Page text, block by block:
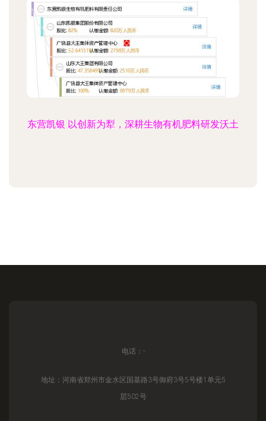
东营凯银 以创新为犁，深耕生物有机肥料研发沃土
电话：-
地址：河南省郑州市金水区国基路3号御府3号5号楼1单元5
层502号